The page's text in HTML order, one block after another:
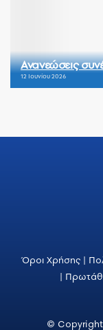
Ανανεώσεις
12 Ιουνίου 2026
Όροι Χρήσης |
|
© Copyright